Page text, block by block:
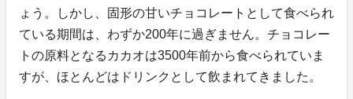
ょう。しかし、固形の甘いチョコレートとして食べられ
ている期間は、わずか200年に過ぎません。チョコレー
トの原料となるカカオは3500年前から食べられていま
すが、ほとんどはドリンクとして飲まれてきました。